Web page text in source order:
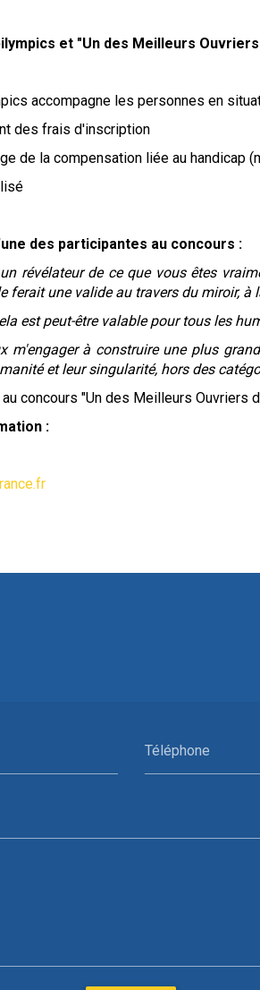
et "Un des Meilleurs
accompagne les personnes en
des frais d'inscription
de la compensation liée au handicap
des participantes au concours :
révélateur de ce que vous êtes
ferait une valide au travers du miroir,
est peut-être valable pour tous les
m'engager à construire une plus
et leur singularité, hors des
concours "Un des Meilleurs Ouvriers
:
Téléphone